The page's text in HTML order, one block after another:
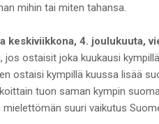
mihin tai miten tahansa.
keskiviikkona, 4. joulukuuta,
jos ostaisit joka kuukausi
ostaisi kympillä kuussa lisää
tuon saman kympin
suuri vaikutus